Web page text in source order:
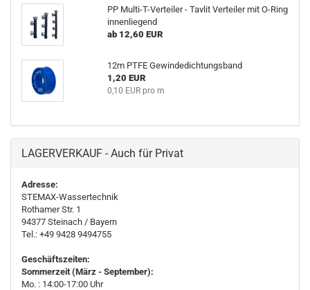
PP Multi-T-Verteiler - Tavlit Verteiler mit O-Ring
innenliegend
ab 12,60 EUR
12m PTFE Gewindedichtungsband
1,20 EUR
0,10 EUR pro m
LAGERVERKAUF - Auch für Privat
Adresse:
STEMAX-Wassertechnik
Rothamer Str. 1
94377 Steinach / Bayern
Tel.: +49 9428 9494755
Geschäftszeiten:
Sommerzeit (März - September):
Mo. : 14:00-17:00 Uhr